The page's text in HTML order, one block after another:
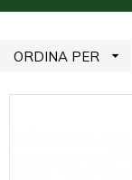
ORDINA PER 